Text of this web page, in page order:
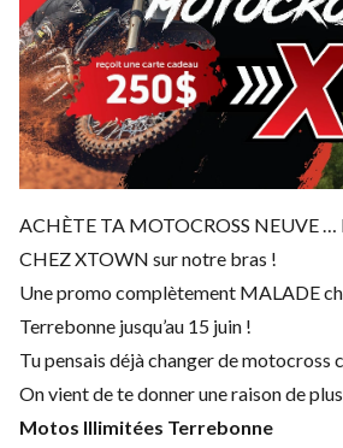
ACHÈTE TA MOTOCROSS NEUVE …
CHEZ XTOWN sur notre bras !
Une promo complètement MALADE
Terrebonne jusqu’au 15 juin !
Tu pensais déjà changer de motocross
On vient de te donner une raison de
Motos Illimitées Terrebonne